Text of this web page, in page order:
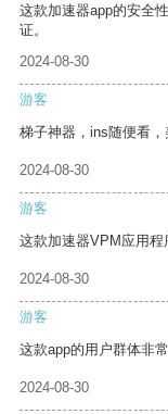
这款加速器app的安全
证。
2024-08-30
游客
梯子神器，ins随便看，
2024-08-30
游客
这款加速器VPM应用程
2024-08-30
游客
这款app的用户群体非
2024-08-30